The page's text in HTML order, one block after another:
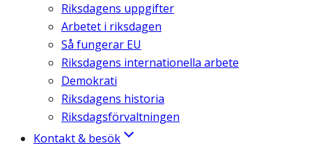
Riksdagens uppgifter
Arbetet i riksdagen
Så fungerar EU
Riksdagens internationella arbete
Demokrati
Riksdagens historia
Riksdagsförvaltningen
Kontakt & besök